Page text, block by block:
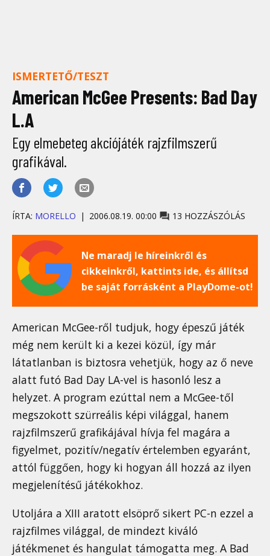
ISMERTETŐ/TESZT
American McGee Presents: Bad Day
L.A
Egy elmebeteg akciójáték rajzfilmszerű
grafikával.
ÍRTA: MORELLO 2006.08.19. 00:00 13 HOZZÁSZÓLÁS
Ne maradj le híreinkről és
cikkeinkről, kattints ide, és állítsd
be saját forrásként a PlayDome-ot!
American McGee-ről tudjuk, hogy épeszű játék
még nem került ki a kezei közül, így már
látatlanban is biztosra vehetjük, hogy az ő neve
alatt futó Bad Day LA-vel is hasonló lesz a
helyzet. A program ezúttal nem a McGee-től
megszokott szürreális képi világgal, hanem
rajzfilmszerű grafikájával hívja fel magára a
figyelmet, pozitív/negatív értelemben egyaránt,
attól függően, hogy ki hogyan áll hozzá az ilyen
megjelenítésű játékokhoz.
Utoljára a XIII aratott elsöprő sikert PC-n ezzel a
rajzfilmes világgal, de mindezt kiváló
játékmenet és hangulat támogatta meg. A Bad